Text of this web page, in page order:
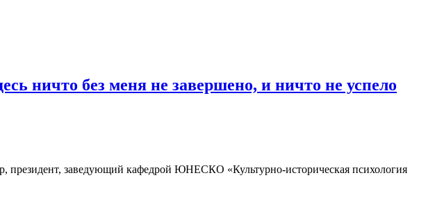
ничто без меня не завершено, и ничто не успело
президент, заведующий кафедрой ЮНЕСКО «Культурно-историческая психология